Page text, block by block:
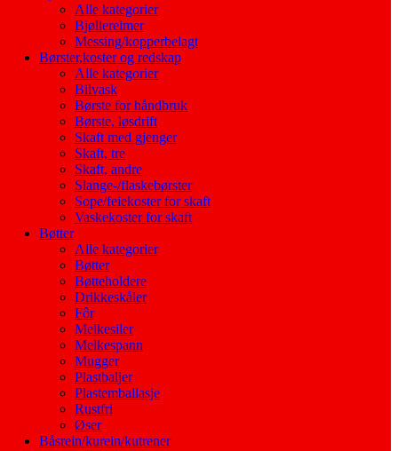
Alle kategorier
Bjøllereimer
Messing/kopperbelagt
Børster,koster og redskap
Alle kategorier
Bilvask
Børste for håndbruk
Børste, løsdrift
Skaft med gjenger
Skaft, tre
Skaft, andre
Slange-/flaskebørster
Sope/feiekoster for skaft
Vaskekoster for skaft
Bøtter
Alle kategorier
Bøtter
Bøtteholdere
Drikkeskåler
Fôr
Melkesiler
Melkespann
Mugger
Plastbaljer
Plastemballasje
Rustfri
Øser
Båsrein/kurein/kutrener